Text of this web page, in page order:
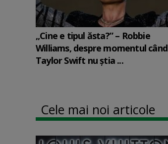
„Cine e tipul ăsta?” – Robbie
Williams, despre momentul când
Taylor Swift nu știa ...
Cele mai noi articole